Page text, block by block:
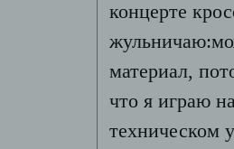
концерте
материал,
что я играю
техническом